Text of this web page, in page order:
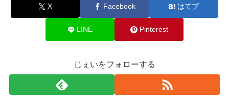
X Facebook はてブ
LINE Pinterest
じぇいをフォローする